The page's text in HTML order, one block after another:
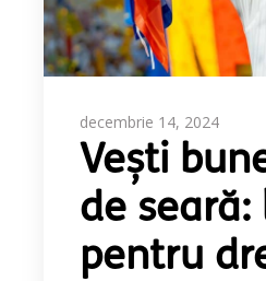
decembrie 14, 2024
Vești
de seară:
pentru